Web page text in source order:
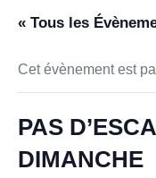
« Tous les
Cet évènement est
PAS
DIMANCHE